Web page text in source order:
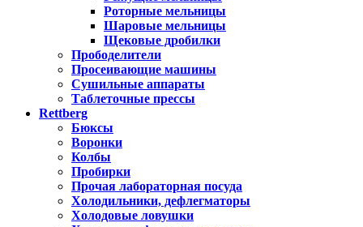
Роторные мельницы
Шаровые мельницы
Щековые дробилки
Прободелители
Просеивающие машины
Сушильные аппараты
Таблеточные прессы
Rettberg
Бюксы
Воронки
Колбы
Пробирки
Прочая лабораторная посуда
Холодильники, дефлегматоры
Холодовые ловушки